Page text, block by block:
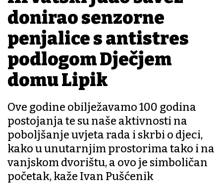
donirao senzorne
penjalice s antistres
podlogom Dječjem
domu Lipik
Ove godine obilježavamo 100 godina
postojanja te su naše aktivnosti na
poboljšanje uvjeta rada i skrbi o djeci,
kako u unutarnjim prostorima tako i na
vanjskom dvorištu, a ovo je simboličan
početak, kaže Ivan Pušćenik